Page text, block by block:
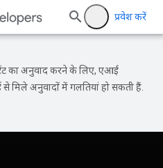
प्रवेश करें
का अनुवाद करने के लिए, एआई
मिले अनुवादों में गलतियां हो सकती हैं.